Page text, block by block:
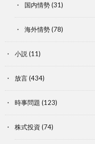
国内情勢(31)
海外情勢(78)
小説 (11)
放言(434)
時事問題 (123)
株式投資 (74)